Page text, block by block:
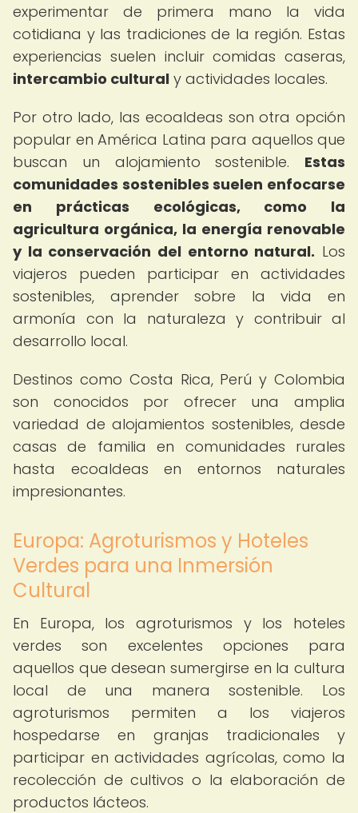
experimentar de primera mano la vida
cotidiana y las tradiciones de la región. Estas
experiencias suelen incluir comidas caseras,
intercambio cultural y actividades locales.
Por otro lado, las ecoaldeas son otra opción
popular en América Latina para aquellos que
buscan un alojamiento sostenible. Estas
comunidades sostenibles suelen enfocarse
en prácticas ecológicas, como la
agricultura orgánica, la energía renovable
y la conservación del entorno natural. Los
viajeros pueden participar en actividades
sostenibles, aprender sobre la vida en
armonía con la naturaleza y contribuir al
desarrollo local.
Destinos como Costa Rica, Perú y Colombia
son conocidos por ofrecer una amplia
variedad de alojamientos sostenibles, desde
casas de familia en comunidades rurales
hasta ecoaldeas en entornos naturales
impresionantes.
Europa: Agroturismos y Hoteles
Verdes para una Inmersión
Cultural
En Europa, los agroturismos y los hoteles
verdes son excelentes opciones para
aquellos que desean sumergirse en la cultura
local de una manera sostenible. Los
agroturismos permiten a los viajeros
hospedarse en granjas tradicionales y
participar en actividades agrícolas, como la
recolección de cultivos o la elaboración de
productos lácteos.